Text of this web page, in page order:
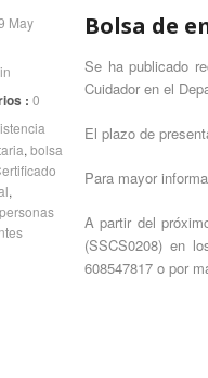
May
: 0
, bolsa
,
personas
Bolsa de
Se ha publicado
Cuidador en el
El plazo de
Para mayor
A partir del
(SSCS0208) en
608547817 o por